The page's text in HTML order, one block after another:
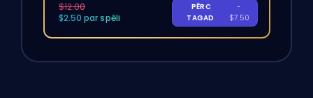
$12.00
$2.50 par spēli
PĒRC
TAGAD
-
$7.50